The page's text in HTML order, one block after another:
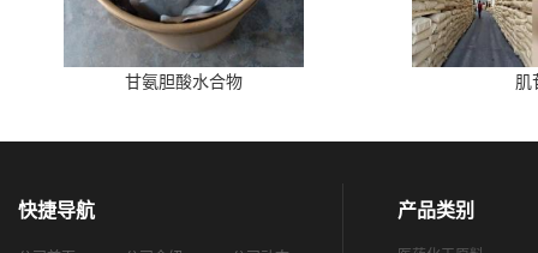
甘氨胆酸水合物 肌
快捷导航 产品类别